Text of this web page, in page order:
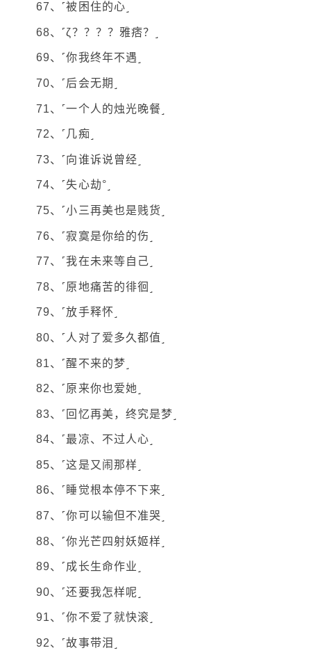
67、˹被困住的心˼
68、˹ζ？？？？雅痞？˼
69、˹你我终年不遇˼
70、˹后会无期˼
71、˹一个人的烛光晚餐˼
72、˹几痴˼
73、˹向谁诉说曾经˼
74、˹失心劫°˼
75、˹小三再美也是贱货˼
76、˹寂寞是你给的伤˼
77、˹我在未来等自己˼
78、˹原地痛苦的徘徊˼
79、˹放手释怀˼
80、˹人对了爱多久都值˼
81、˹醒不来的梦˼
82、˹原来你也爱她˼
83、˹回忆再美，终究是梦˼
84、˹最凉、不过人心˼
85、˹这是又闹那样˼
86、˹睡觉根本停不下来˼
87、˹你可以输但不准哭˼
88、˹你光芒四射妖姬样˼
89、˹成长生命作业˼
90、˹还要我怎样呢˼
91、˹你不爱了就快滚˼
92、˹故事带泪˼